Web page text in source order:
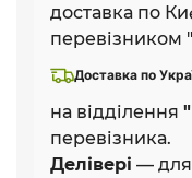
доставка по
перевізником
Доставка по
на відділення
перевізника.
Делівері — для